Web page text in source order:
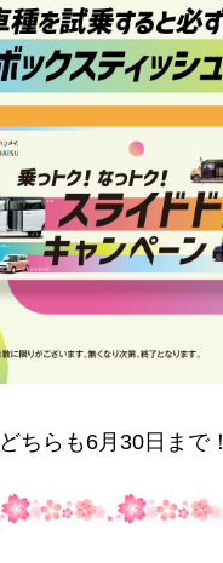
どちらも6月30日まで！